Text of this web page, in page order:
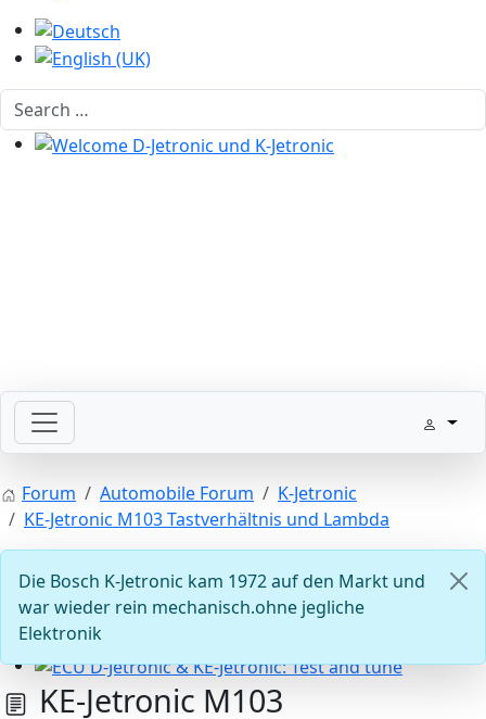
Select your language
Search
Welcome with your ignition
ECU D-Jetronic & KE-Jetronic: Test and tune
Forum Automobile Forum
K-Jetronic
KE-Jetronic M103 Tastverhältnis und Lambda
Die Bosch K-Jetronic kam 1972 auf den Markt und
war wieder rein mechanisch.ohne jegliche
Elektronik
KE-Jetronic M103